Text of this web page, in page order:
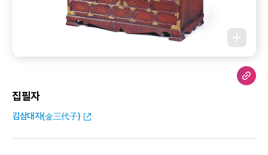
집필자
김삼대자(金三代子)